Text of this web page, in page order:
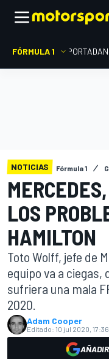
FÓRMULA 1 PORTADA
NOTICIAS Fórmula 1
LOS
HAMILTON
Toto Wolff, jefe de
equipo va a ciegas,
sufriera una mala
2020.
Adam Cooper
Editado: 10 jul 2020, 17:36